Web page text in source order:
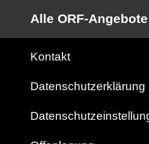
Alle ORF-Angebote
Kontakt
Datenschutzerklärung